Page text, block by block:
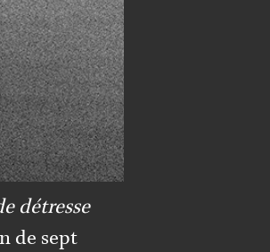
détresse
de sept